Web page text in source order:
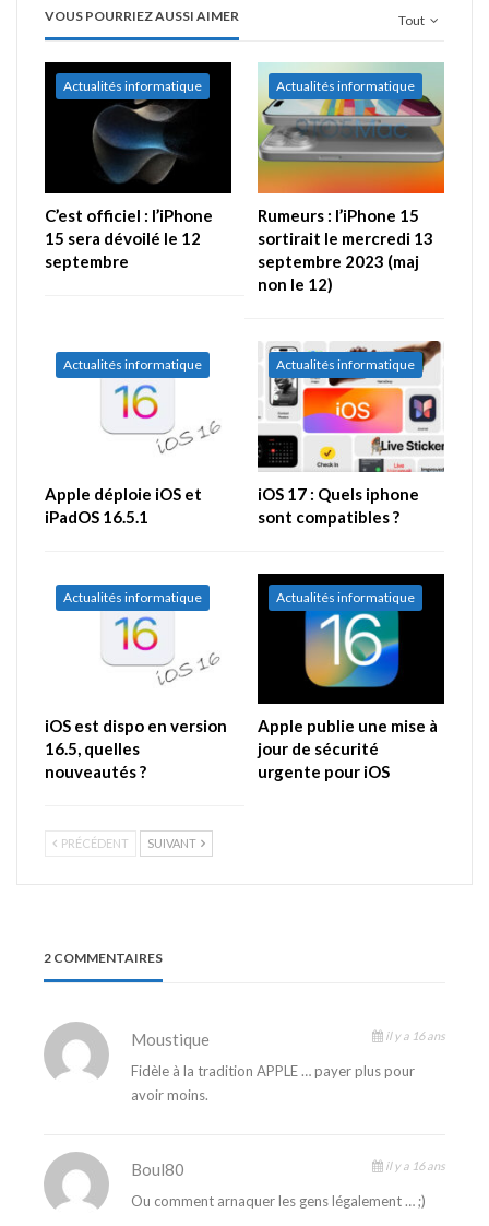
Tout
VOUS POURRIEZ AUSSI AIMER
Actualités informatique
C’est officiel : l’iPhone
15 sera dévoilé le 12
septembre
Actualités informatique
Rumeurs : l’iPhone 15
sortirait le mercredi 13
septembre 2023 (maj
non le 12)
Actualités informatique
Apple déploie iOS et
iPadOS 16.5.1
Actualités informatique
iOS 17 : Quels iphone
sont compatibles ?
Actualités informatique
iOS est dispo en version
16.5, quelles
nouveautés ?
Actualités informatique
Apple publie une mise à
jour de sécurité
urgente pour iOS
PRÉCÉDENT SUIVANT
2 COMMENTAIRES
Moustique il y a 16 ans
Fidèle à la tradition APPLE … payer plus pour
avoir moins.
Boul80 il y a 16 ans
Ou comment arnaquer les gens légalement … ;)